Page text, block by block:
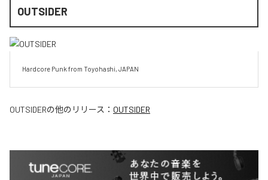
OUTSIDER
Hardcore Punk from Toyohashi, JAPAN
OUTSIDERの他のリリース： OUTSIDER